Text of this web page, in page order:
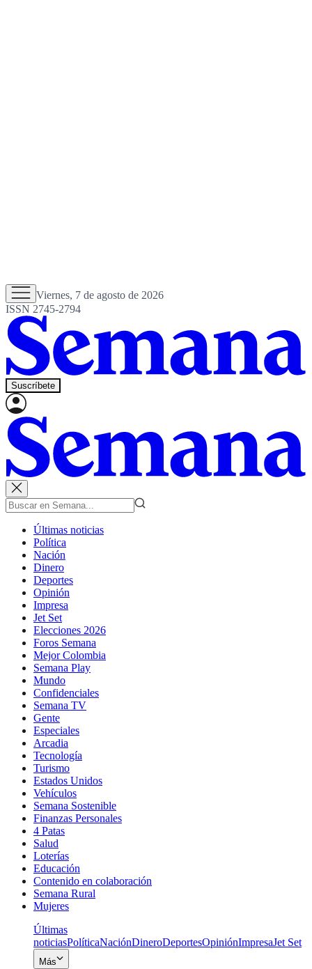
Viernes, 7 de agosto de 2026
ISSN 2745-2794
Suscríbete
Últimas noticias
Política
Nación
Dinero
Deportes
Opinión
Impresa
Jet Set
Elecciones 2026
Foros Semana
Mejor Colombia
Semana Play
Mundo
Confidenciales
Semana TV
Gente
Especiales
Arcadia
Tecnología
Turismo
Estados Unidos
Vehículos
Semana Sostenible
Finanzas Personales
4 Patas
Salud
Loterías
Educación
Contenido en colaboración
Semana Rural
Mujeres
Últimas
noticiasPolíticaNaciónDineroDeportesOpiniónImpresaJet Set
Más